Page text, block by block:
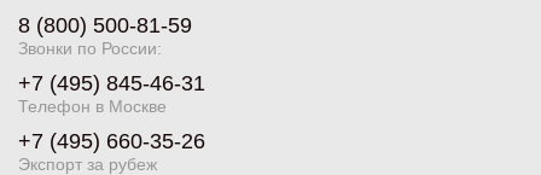
8 (800) 500-81-59
Звонки по России:
+7 (495) 845-46-31
Телефон в Москве
+7 (495) 660-35-26
Экспорт за рубеж